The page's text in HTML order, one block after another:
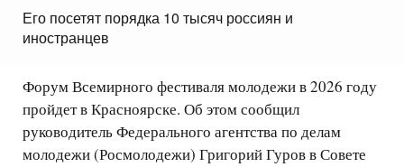
Его посетят порядка 10 тысяч россиян и
иностранцев
Форум Всемирного фестиваля молодежи в 2026 году
пройдет в Красноярске. Об этом сообщил
руководитель Федерального агентства по делам
молодежи (Росмолодежи) Григорий Гуров в Совете